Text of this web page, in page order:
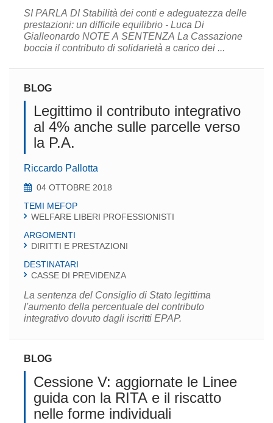
SI PARLA DI Stabilità dei conti e adeguatezza delle
prestazioni: un difficile equilibrio - Luca Di
Gialleonardo NOTE A SENTENZA La Cassazione
boccia il contributo di solidarietà a carico dei ...
BLOG
Legittimo il contributo integrativo
al 4% anche sulle parcelle verso
la P.A.
Riccardo Pallotta
04 OTTOBRE 2018
TEMI MEFOP
WELFARE LIBERI PROFESSIONISTI
ARGOMENTI
DIRITTI E PRESTAZIONI
DESTINATARI
CASSE DI PREVIDENZA
La sentenza del Consiglio di Stato legittima
l'aumento della percentuale del contributo
integrativo dovuto dagli iscritti EPAP.
BLOG
Cessione V: aggiornate le Linee
guida con la RITA e il riscatto
nelle forme individuali